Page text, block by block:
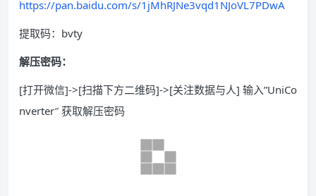
https://pan.baidu.com/s/1jMhRJNe3vqd1NJoVL7PDwA
提取码：bvty
解压密码：
[打开微信]->[扫描下方二维码]->[关注数据与人] 输入”UniCo
nverter″ 获取解压密码